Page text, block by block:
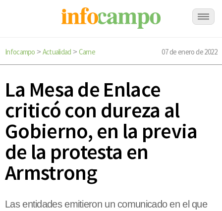
Infocampo > Actualidad > Carne 07 de enero de 2022
La Mesa de Enlace
criticó con dureza al
Gobierno, en la previa
de la protesta en
Armstrong
Las entidades emitieron un comunicado en el que